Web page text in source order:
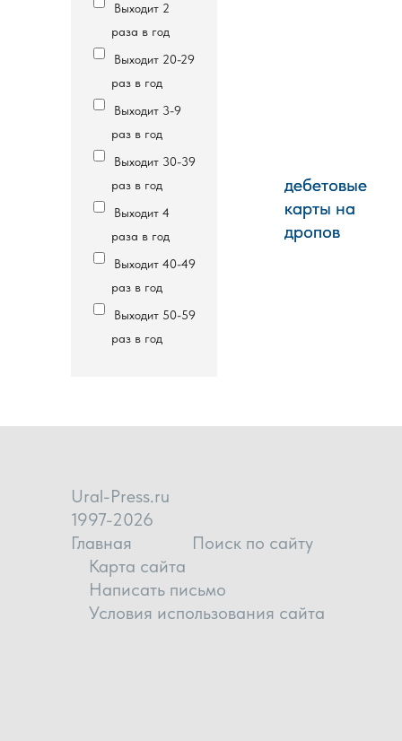
дебетовые
карты на
дропов
дебетовые
карты на
дропов
Выходит 2
раза в год
Выходит 20-29
раз в год
Выходит 3-9
раз в год
Выходит 30-39
раз в год
Выходит 4
раза в год
Выходит 40-49
раз в год
Выходит 50-59
раз в год
Ural-Press.ru
1997-2026
Главная
Поиск по сайту
Карта сайта
Написать письмо
Условия использования сайта